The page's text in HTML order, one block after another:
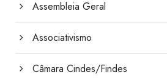
Assembleia Geral
Associativismo
Câmara Cindes/Findes